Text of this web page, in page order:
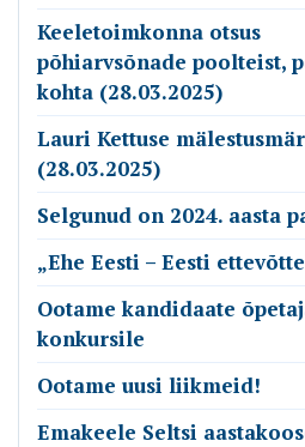
Keeletoimkonna otsus
põhiarvsõnade poolteist,
kohta (28.03.2025)
Lauri Kettuse
(28.03.2025)
Selgunud on 2024. aasta
„Ehe Eesti – Eesti
Ootame kandidaate
konkursile
Ootame uusi liikmeid!
Emakeele Seltsi